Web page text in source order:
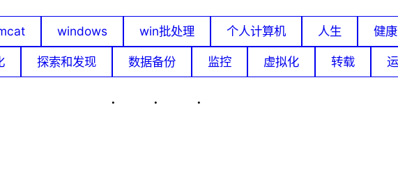
windows win批处理 个人计算机 人生 健康
探索和发现 数据备份 监控 虚拟化 转载